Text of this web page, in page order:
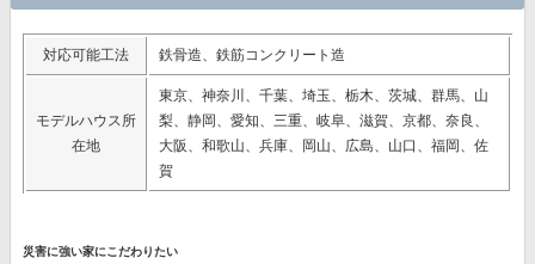
対応可能工法 鉄骨造、鉄筋コンクリート造
モデルハウス所
在地
東京、神奈川、千葉、埼玉、栃木、茨城、群馬、山
梨、静岡、愛知、三重、岐阜、滋賀、京都、奈良、
大阪、和歌山、兵庫、岡山、広島、山口、福岡、佐
賀
災害に強い家にこだわりたい